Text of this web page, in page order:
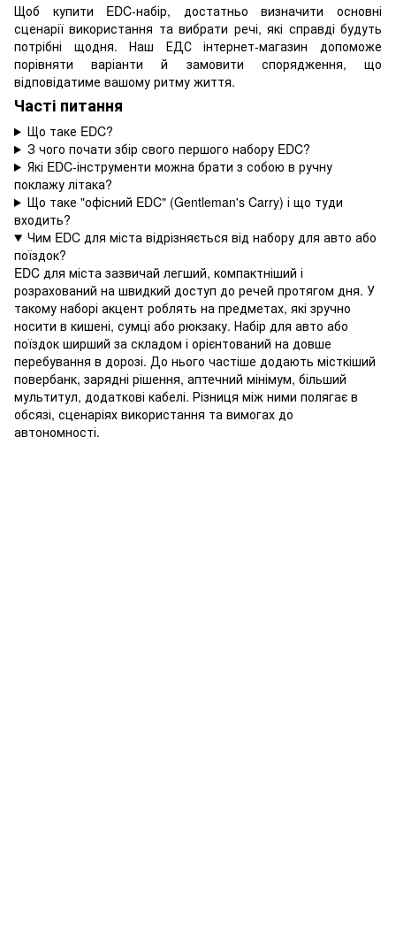
Щоб купити EDC-набір, достатньо визначити основні
сценарії використання та вибрати речі, які справді будуть
потрібні щодня. Наш ЕДС інтернет-магазин допоможе
порівняти варіанти й замовити спорядження, що
відповідатиме вашому ритму життя.
Часті питання
Що таке EDC?
З чого почати збір свого першого набору EDC?
Які EDC-інструменти можна брати з собою в ручну
поклажу літака?
Що таке "офісний EDC" (Gentleman's Carry) і що туди
входить?
Чим EDC для міста відрізняється від набору для авто або
поїздок?
EDC для міста зазвичай легший, компактніший і
розрахований на швидкий доступ до речей протягом дня. У
такому наборі акцент роблять на предметах, які зручно
носити в кишені, сумці або рюкзаку. Набір для авто або
поїздок ширший за складом і орієнтований на довше
перебування в дорозі. До нього частіше додають місткіший
повербанк, зарядні рішення, аптечний мінімум, більший
мультитул, додаткові кабелі. Різниця між ними полягає в
обсязі, сценаріях використання та вимогах до
автономності.